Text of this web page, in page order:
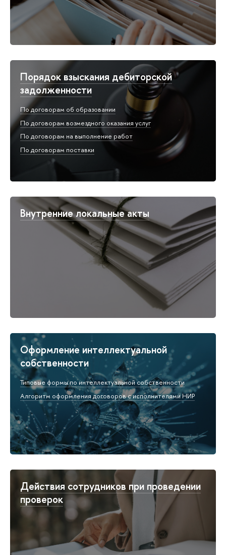
Порядок взыскания дебиторской
задолженности
По договорам об образовании
По договорам возмездного оказания услуг
По договорам на выполнение работ
По договорам поставки
Внутренние локальные акты
Оформление интеллектуальной
собственности
Типовые формы по интеллектуальной собственности
Алгоритм оформления договоров с исполнителями НИР
Действия сотрудников при проведении
проверок